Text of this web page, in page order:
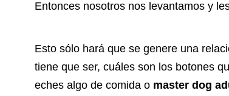
Entonces nosotros nos levantamos y
Esto sólo hará que se genere una
tiene que ser, cuáles son los botones
eches algo de comida o master dog